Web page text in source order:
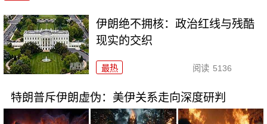
伊朗绝不拥核：政治红线与残酷
现实的交织
最热 阅读 5136
特朗普斥伊朗虚伪：美伊关系走向深度研判